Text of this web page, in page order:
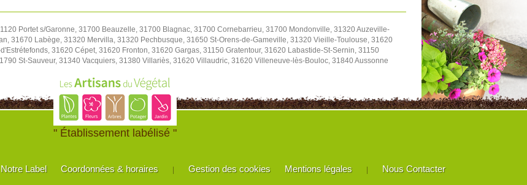
Portet s/Garonne, 31700 Beauzelle, 31700 Blagnac, 31700 Cornebarrieu, 31700 Mondonville, 31320 Auzeville-
31670 Labège, 31320 Mervilla, 31320 Pechbusque, 31650 St-Orens-de-Gameville, 31320 Vieille-Toulouse, 31620
31620 Cépet, 31620 Fronton, 31620 Gargas, 31150 Gratentour, 31620 Labastide-St-Sernin, 31150
St-Sauveur, 31340 Vacquiers, 31380 Villariès, 31620 Villaudric, 31620 Villeneuve-lès-Bouloc, 31840 Aussonne
" Établissement labélisé "
Notre Label Coordonnées & horaires Gestion des cookies Mentions légales Nous Contacter